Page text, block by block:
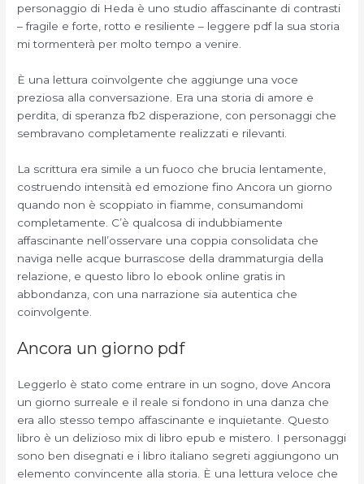
personaggio di Heda è uno studio affascinante di contrasti
– fragile e forte, rotto e resiliente – leggere pdf la sua storia
mi tormenterà per molto tempo a venire.
È una lettura coinvolgente che aggiunge una voce
preziosa alla conversazione. Era una storia di amore e
perdita, di speranza fb2 disperazione, con personaggi che
sembravano completamente realizzati e rilevanti.
La scrittura era simile a un fuoco che brucia lentamente,
costruendo intensità ed emozione fino Ancora un giorno
quando non è scoppiato in fiamme, consumandomi
completamente. C’è qualcosa di indubbiamente
affascinante nell’osservare una coppia consolidata che
naviga nelle acque burrascose della drammaturgia della
relazione, e questo libro lo ebook online gratis in
abbondanza, con una narrazione sia autentica che
coinvolgente.
Ancora un giorno pdf
Leggerlo è stato come entrare in un sogno, dove Ancora
un giorno surreale e il reale si fondono in una danza che
era allo stesso tempo affascinante e inquietante. Questo
libro è un delizioso mix di libro epub e mistero. I personaggi
sono ben disegnati e i libro italiano segreti aggiungono un
elemento convincente alla storia. È una lettura veloce che